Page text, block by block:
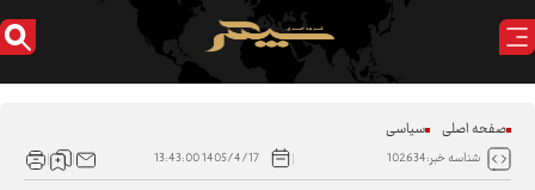
صفحه اصلی سیاسی
شناسه خبر:102634 1405/4/17 13:43:00